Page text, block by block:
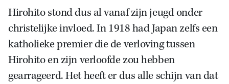
Hirohito stond dus al vanaf zijn jeugd onder
christelijke invloed. In 1918 had Japan zelfs een
katholieke premier die de verloving tussen
Hirohito en zijn verloofde zou hebben
gearrageerd. Het heeft er dus alle schijn van dat